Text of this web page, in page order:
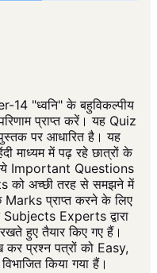
14 "ध्वनि" के बहुविकल्पीय
प्राप्त करें। यह Quiz
पर आधारित है। यह
माध्यम में पढ़ रहे छात्रों के
ये Important Questions
को अच्छी तरह से समझने में
प्राप्त करने के लिए
Experts द्वारा
हुए तैयार किए गए हैं।
प्रश्न पत्रों को Easy,
किया गया हैं।